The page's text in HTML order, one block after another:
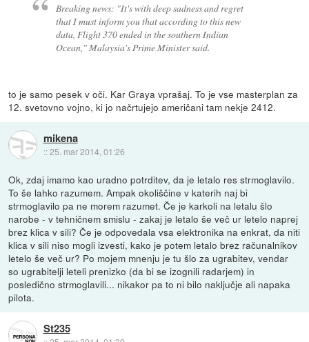
Breaking news: "It's with deep sadness and regret
that I must inform you that according to this new
data, Flight 370 ended in the southern Indian
Ocean," Malaysia's Prime Minister said.
to je samo pesek v oči. Kar Graya vprašaj. To je vse masterplan za
12. svetovno vojno, ki jo načrtujejo američani tam nekje 2412.
mikena
::25. mar 2014, 01:26
Ok, zdaj imamo kao uradno potrditev, da je letalo res strmoglavilo.
To še lahko razumem. Ampak okoliščine v katerih naj bi
strmoglavilo pa ne morem razumet. Če je karkoli na letalu šlo
narobe - v tehničnem smislu - zakaj je letalo še več ur letelo naprej
brez klica v sili? Če je odpovedala vsa elektronika na enkrat, da niti
klica v sili niso mogli izvesti, kako je potem letalo brez računalnikov
letelo še več ur? Po mojem mnenju je tu šlo za ugrabitev, vendar
so ugrabitelji leteli prenizko (da bi se izognili radarjem) in
posledično strmoglavili... nikakor pa to ni bilo naključje ali napaka
pilota.
St235